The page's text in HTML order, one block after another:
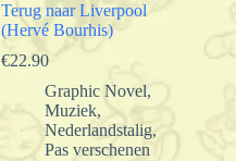
Terug naar Liverpool
(Hervé Bourhis)
€22.90
Graphic Novel,
Muziek,
Nederlandstalig,
Pas verschenen